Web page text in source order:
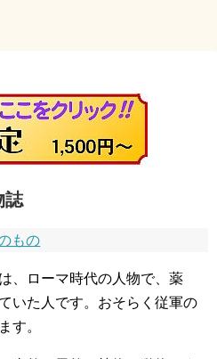
誌
もの
、ローマ時代の人物で、薬
いた人です。おそらく従軍の
す。